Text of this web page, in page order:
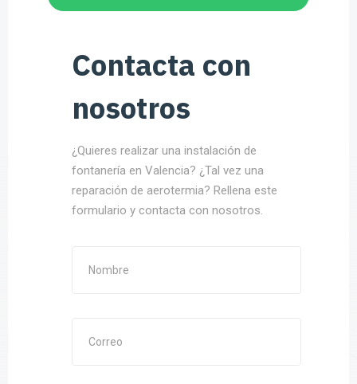
Contacta con
nosotros
¿Quieres realizar una instalación de
fontanería en Valencia? ¿Tal vez una
reparación de aerotermia? Rellena este
formulario y contacta con nosotros.